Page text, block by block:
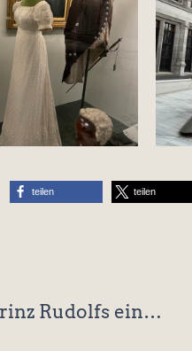
teilen teilen
Erzsi, Kronprinz Rudolfs einzige Tochter – die schöne Rebellin